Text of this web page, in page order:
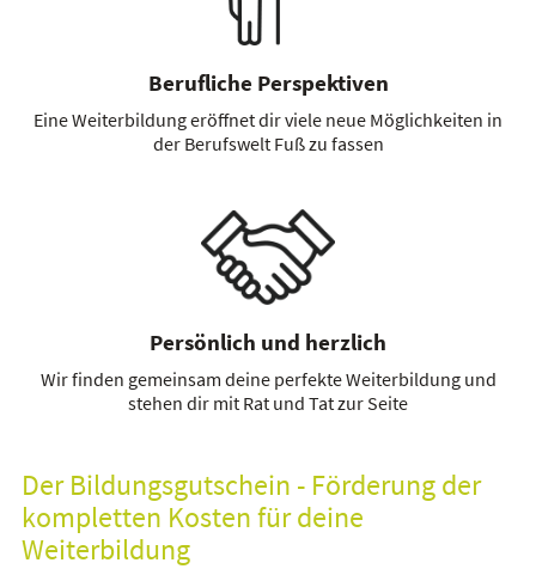
Berufliche Perspektiven
Eine Weiterbildung eröffnet dir viele neue Möglichkeiten in
der Berufswelt Fuß zu fassen
Persönlich und herzlich
Wir finden gemeinsam deine perfekte Weiterbildung und
stehen dir mit Rat und Tat zur Seite
Der Bildungsgutschein - Förderung der
kompletten Kosten für deine
Weiterbildung